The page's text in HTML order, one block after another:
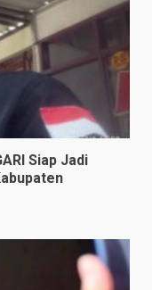
Siap Jadi